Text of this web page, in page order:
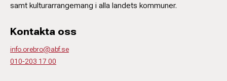
samt kulturarrangemang i alla landets kommuner.
Kontakta oss
info.orebro@abf.se
010-203 17 00